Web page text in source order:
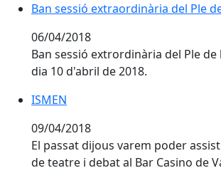
Ban sessió extraordinària del Ple
06/04/2018
Ban sessió extrordinària del Ple
dia 10 d'abril de 2018.
ISMEN
ISMEN
09/04/2018
El passat dijous varem poder
de teatre i debat al Bar Casino de